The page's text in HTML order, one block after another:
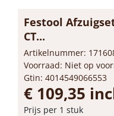
Festool
CT...
Artikelnummer:
Voorraad: Niet op
Gtin: 4014549066553
€ 109,35
Prijs per 1 stuk